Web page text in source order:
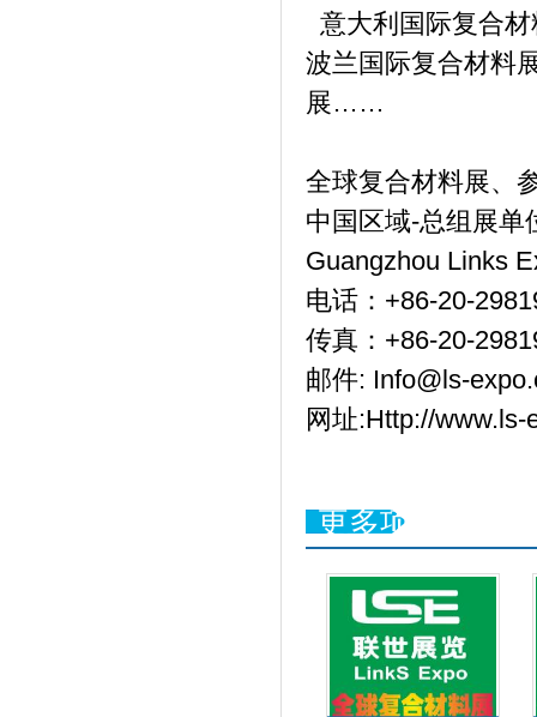
意大利国际复合
波兰国际复合材
展……
全球复合材料展、
中国区域-总组展单
Guangzhou Links
电话：+86-20-
传真：+86-20-
邮件: Info@ls-
网址:Http://www.ls-
更多项目